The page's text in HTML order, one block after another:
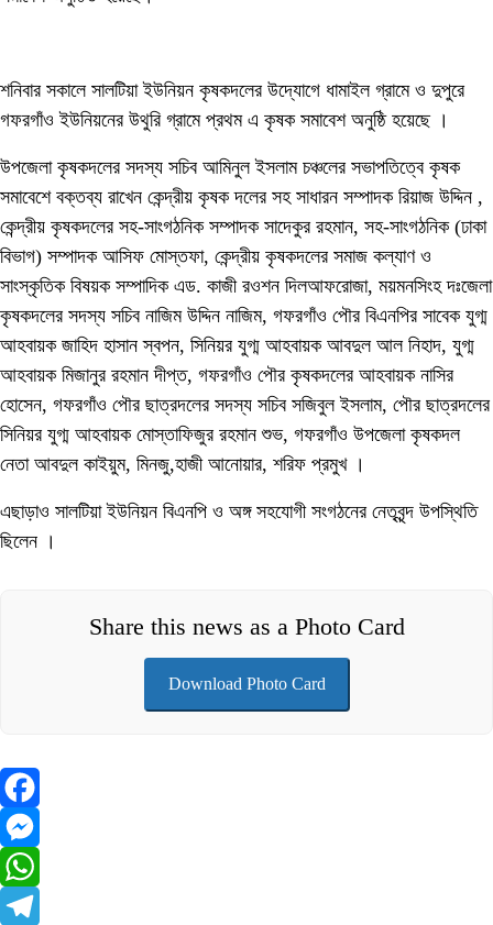
শনিবার সকালে সালটিয়া ইউনিয়ন কৃষকদলের উদ্যোগে ধামাইল গ্রামে ও দুপুরে
গফরগাঁও ইউনিয়নের উথুরি গ্রামে প্রথম এ কৃষক সমাবেশ অনুষ্ঠি হয়েছে ।
উপজেলা কৃষকদলের সদস্য সচিব আমিনুল ইসলাম চঞ্চলের সভাপতিত্বে কৃষক
সমাবেশে বক্তব্য রাখেন কেন্দ্রীয় কৃষক দলের সহ সাধারন সম্পাদক রিয়াজ উদ্দিন ,
কেন্দ্রীয় কৃষকদলের সহ-সাংগঠনিক সম্পাদক সাদেকুর রহমান, সহ-সাংগঠনিক (ঢাকা
বিভাগ) সম্পাদক আসিফ মোস্তফা, কেন্দ্রীয় কৃষকদলের সমাজ কল্যাণ ও
সাংস্কৃতিক বিষয়ক সম্পাদিক এড. কাজী রওশন দিলআফরোজা, ময়মনসিংহ দঃজেলা
কৃষকদলের সদস্য সচিব নাজিম উদ্দিন নাজিম, গফরগাঁও পৌর বিএনপির সাবেক যুগ্ম
আহবায়ক জাহিদ হাসান স্বপন, সিনিয়র যুগ্ম আহবায়ক আবদুল আল নিহাদ, যুগ্ম
আহবায়ক মিজানুর রহমান দীপ্ত, গফরগাঁও পৌর কৃষকদলের আহবায়ক নাসির
হোসেন, গফরগাঁও পৌর ছাত্রদলের সদস্য সচিব সজিবুল ইসলাম, পৌর ছাত্রদলের
সিনিয়র যুগ্ম আহবায়ক মোস্তাফিজুর রহমান শুভ, গফরগাঁও উপজেলা কৃষকদল
নেতা আবদুল কাইয়ুম, মিনজু,হাজী আনোয়ার, শরিফ প্রমুখ ।
এছাড়াও সালটিয়া ইউনিয়ন বিএনপি ও অঙ্গ সহযোগী সংগঠনের নেতৃবৃন্দ উপস্থিতি
ছিলেন ।
Share this news as a Photo Card
Download Photo Card
Facebook
Messenger
WhatsApp